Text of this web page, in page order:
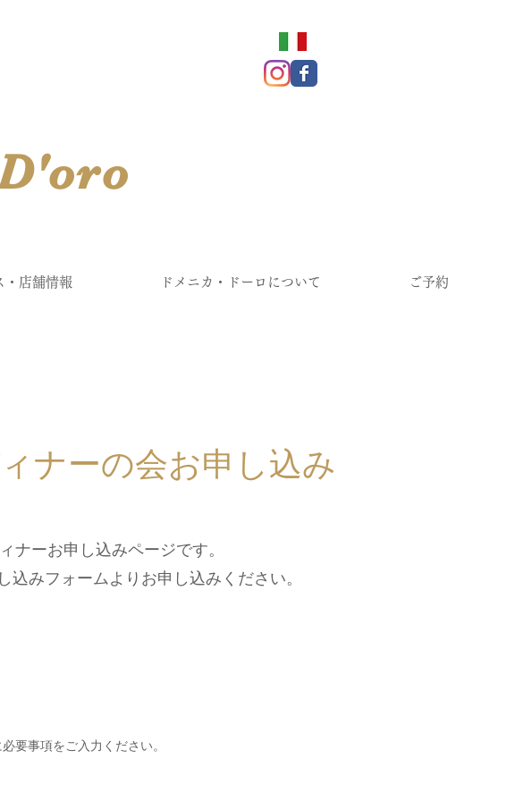
oro
・店舗情報 ドメニカ・ドーロについて ご予約
ナーの会お申し込み
ーお申し込みページです。
みフォームよりお申し込みください。
要事項をご入力ください。